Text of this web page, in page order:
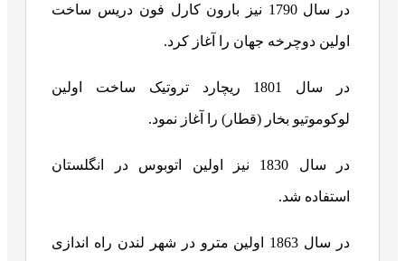
در سال 1790 نیز بارون کارل فون دریس ساخت
اولین دوچرخه جهان را آغاز کرد.
در سال 1801 ریچارد تروتیک ساخت اولین
لوکوموتیو بخار (قطار) را آغاز نمود.
در سال 1830 نیز اولین اتوبوس در انگلستان
استفاده شد.
در سال 1863 اولین مترو در شهر لندن راه اندازی